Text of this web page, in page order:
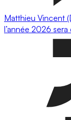
Matthieu Vincent
l’année 2026 sera